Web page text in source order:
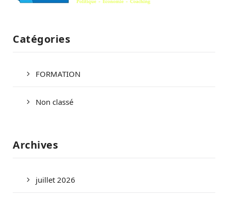
Catégories
FORMATION
Non classé
Archives
juillet 2026